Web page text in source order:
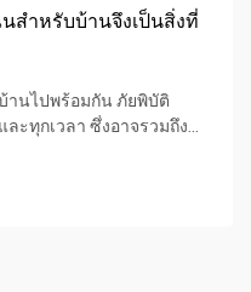
นสำหรับบ้านจึงเป็นสิ่งที่
านไปพร้อมกัน ภัยพิบัติ
ะทุกเวลา ซึ่งอาจรวมถึง